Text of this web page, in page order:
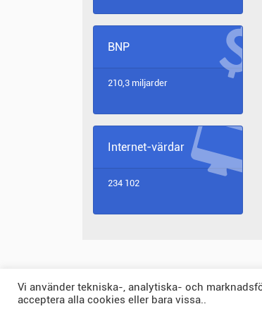
BNP
210,3 miljarder
Internet-värdar
234 102
Vi använder tekniska-, analytiska- och
acceptera alla cookies eller bara vissa..